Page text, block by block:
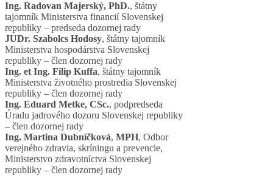
Ing. Radovan Majerský, PhD., štátny
tajomník Ministerstva financií Slovenskej
republiky – predseda dozornej rady
JUDr. Szabolcs Hodosy, štátny tajomník
Ministerstva hospodárstva Slovenskej
republiky – člen dozornej rady
Ing. et Ing. Filip Kuffa, štátny tajomník
Ministerstva životného prostredia Slovenskej
republiky – člen dozornej rady
Ing. Eduard Metke, CSc., podpredseda
Úradu jadrového dozoru Slovenskej republiky
– člen dozornej rady
Ing. Martina Dubníčková, MPH, Odbor
verejného zdravia, skríningu a prevencie,
Ministerstvo zdravotníctva Slovenskej
republiky – člen dozornej rady